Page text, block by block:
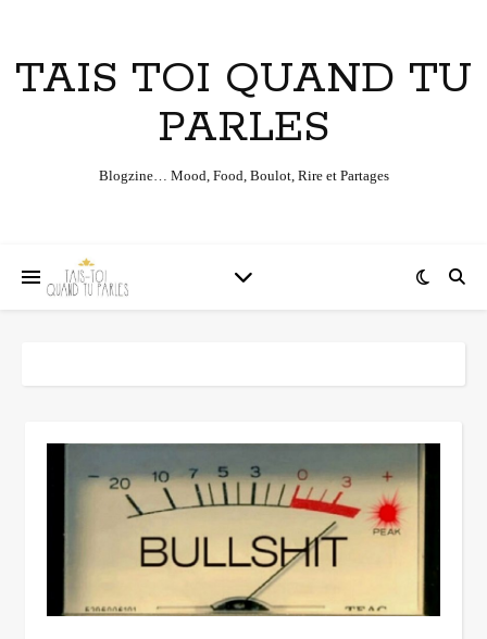
TAIS TOI QUAND TU
PARLES
Blogzine… Mood, Food, Boulot, Rire et Partages